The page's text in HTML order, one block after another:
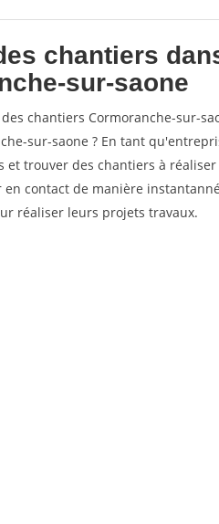
chantiers
sur-saone
chantiers Cormoranche-sur-
sur-saone ? En tant
et trouver des chantiers à
contact de manière
réaliser leurs projets travaux.